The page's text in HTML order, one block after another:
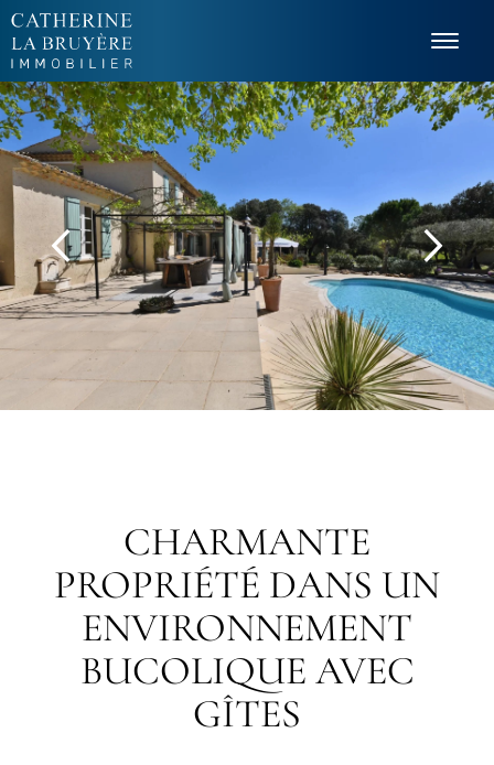
CHARMANTE
PROPRIÉTÉ DANS UN
ENVIRONNEMENT
BUCOLIQUE AVEC
GÎTES
Panneau de gestion des cookies